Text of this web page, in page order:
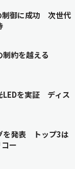
制御に成功 次世代
制約を越える
LEDを実証 ディス
を発表 トップ3は
ー